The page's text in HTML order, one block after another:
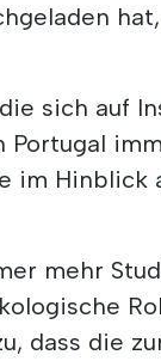
sich auf
im Hinblick
mehr
dass die